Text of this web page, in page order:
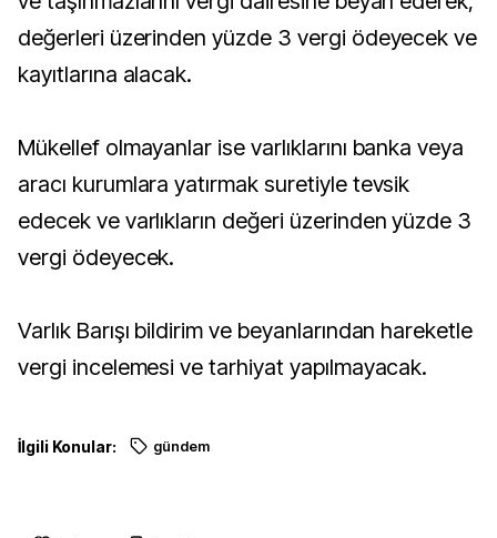
değerleri üzerinden yüzde 3 vergi ödeyecek ve
kayıtlarına alacak.
Mükellef olmayanlar ise varlıklarını banka veya
aracı kurumlara yatırmak suretiyle tevsik
edecek ve varlıkların değeri üzerinden yüzde 3
vergi ödeyecek.
Varlık Barışı bildirim ve beyanlarından hareketle
vergi incelemesi ve tarhiyat yapılmayacak.
İlgili Konular: gündem